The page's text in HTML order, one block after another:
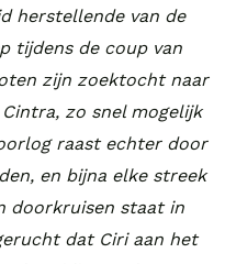
herstellende van de
tijdens de coup van
zijn zoektocht naar
zo snel mogelijk
raast echter door
en bijna elke streek
doorkruisen staat in
dat Ciri aan het